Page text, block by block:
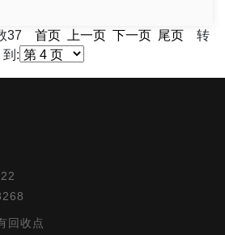
37 首页 上一页 下一页 尾页 转
到:
回收点